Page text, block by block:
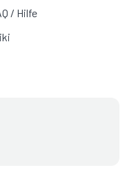
/ Hilfe